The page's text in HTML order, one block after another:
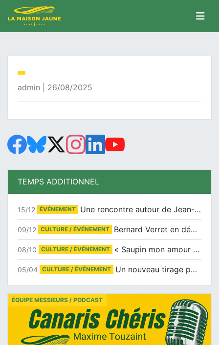
admin | 26/08/2025
TEMPS ADDITIONNEL
15/12 ÉVÉNEMENT Une rencontre autour de Jean-Claude Suaudeau
09/12 CULTURE / ÉVÉNEMENT Bernard Verret en dédicaces le samedi 13 décembre à l’Espace Culturel Atlantis
08/10 CULTURE / ÉVÉNEMENT « Saupin mon amour » au salon du livre de Trentemoult
05/04 CULTURE / ÉVÉNEMENT Un nouveau tirage pour le Docu-BD
ÉQUIPE MESSIEURS / PODCAST